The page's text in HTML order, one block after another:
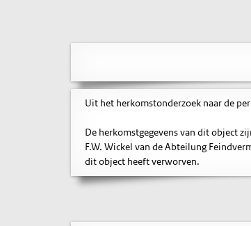
Uit het herkomstonderzoek naar de
De herkomstgegevens van dit object
F.W. Wickel van de Abteilung
dit object heeft verworven.